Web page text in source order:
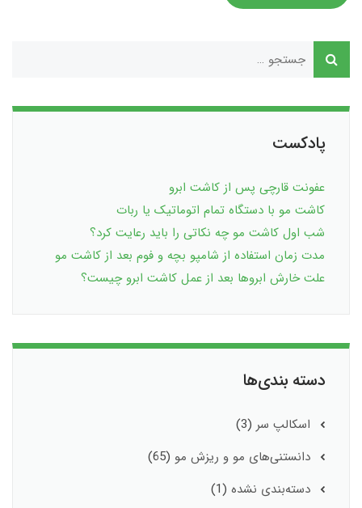
پادکست
عفونت قارچی پس از کاشت ابرو
کاشت مو با دستگاه تمام اتوماتیک یا ربات
شب اول کاشت مو چه نکاتی را باید رعایت کرد؟
مدت زمان استفاده از شامپو بچه و فوم بعد از کاشت مو
علت خارش ابروها بعد از عمل کاشت ابرو چیست؟
دسته بندی‌ها
اسکالپ سر (3)
دانستنی‌های مو و ریزش مو (65)
دسته‌بندی نشده (1)